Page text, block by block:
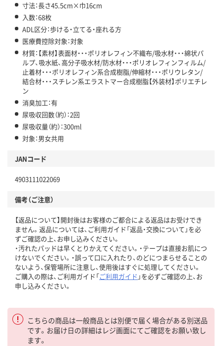
寸法：長さ45.5cm×巾16cm
入数：68枚
ADL区分：歩ける・立てる・座れる方
医療費控除対象：対象
材質：【素材】表面材・・・ポリオレフィン不織布/吸水材・・・綿状パ
ルプ、吸水紙、高分子吸水材/防水材・・・ポリオレフィンフィルム/
止着材・・・ポリオレフィン系合成樹脂/伸縮材・・・ポリウレタン/
結合材・・・スチレン系エラストマー合成樹脂【外装材】ポリエチレ
ン
消臭加工：有
尿吸収回数（約）：2回
尿吸収量（約）：300ml
対象：男女共用
JANコード
4903111022069
備考（ご注意）
【返品について】開封後はお客様のご都合による返品はお受けでき
ません。返品については、ご利用ガイド「返品・交換について」を必
ずご確認の上、お申し込みください。
・汚れたパッドは早くとりかえてください。・テープは直接お肌につ
けないでください。・誤って口に入れたり、のどにつまらせることの
ないよう、保管場所に注意し、使用後はすぐに処理してください。
ご購入の際は、ご利用ガイド「ご利用ガイド 」を必ずご確認の上、お
申し込みください。
こちらの商品は一般商品とは別便で届く場合がある別送品
です。お届け日の詳細はレジ画面にてご確認をお願い致し
ます。